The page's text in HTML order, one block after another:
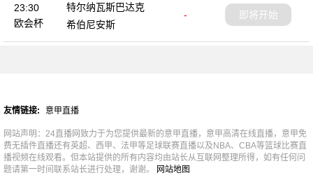
23:30
欧会杯
特尔纳瓦斯巴达克
-
希伯尼安斯
即将开始
友情链接: 意甲直播
网站声明：24直播网致力于为您提供最新的意甲直播，意甲高清在线直播，意甲免
费无插件直播还有英超、西甲、法甲等足球联赛直播以及NBA、CBA等篮球比赛直
播视频在线观看。但本站提供的所有内容均由站长从互联网整理所得，如有任何问
题请第一时间联系站长进行处理，谢谢。
网站地图